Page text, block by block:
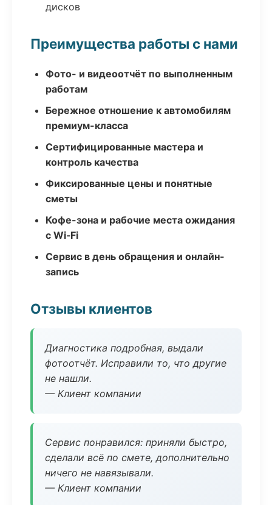
дисков
Преимущества работы с нами
Фото- и видеоотчёт по выполненным
работам
Бережное отношение к автомобилям
премиум-класса
Сертифицированные мастера и
контроль качества
Фиксированные цены и понятные
сметы
Кофе-зона и рабочие места ожидания
с Wi‑Fi
Сервис в день обращения и онлайн-
запись
Отзывы клиентов
Диагностика подробная, выдали
фотоотчёт. Исправили то, что другие
не нашли.
— Клиент компании
Сервис понравился: приняли быстро,
сделали всё по смете, дополнительно
ничего не навязывали.
— Клиент компании